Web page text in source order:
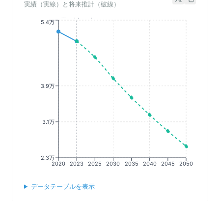
実績（実線）と将来推計（破線）
2020 2023 2025 2030 2035 2040 2045 2050
2.3万
3.1万
3.9万
5.4万
データテーブルを表示